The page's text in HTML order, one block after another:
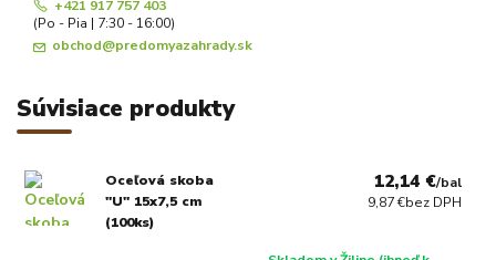
+421 917 757 403
(Po - Pia | 7:30 - 16:00)
obchod@predomyazahrady.sk
Súvisiace produkty
Oceľová skoba
"U" 15x7,5 cm
(100ks)
12,14 €/bal
9,87 €bez DPH